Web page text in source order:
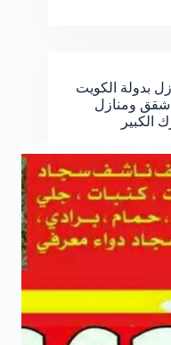
بدولة الكويت
شقق ومنازل
الكبير